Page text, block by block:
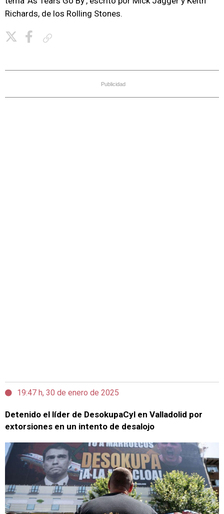
Richards, de los Rolling Stones.
Publicidad
19:47 h, 30 de enero de 2025
Detenido el líder de DesokupaCyl en Valladolid por
extorsiones en un intento de desalojo